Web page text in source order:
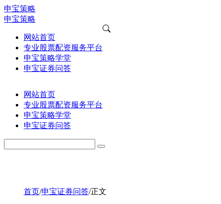
申宝策略
申宝策略
网站首页
专业股票配资服务平台
申宝策略学堂
申宝证券问答
网站首页
专业股票配资服务平台
申宝策略学堂
申宝证券问答
首页/申宝证券问答/正文